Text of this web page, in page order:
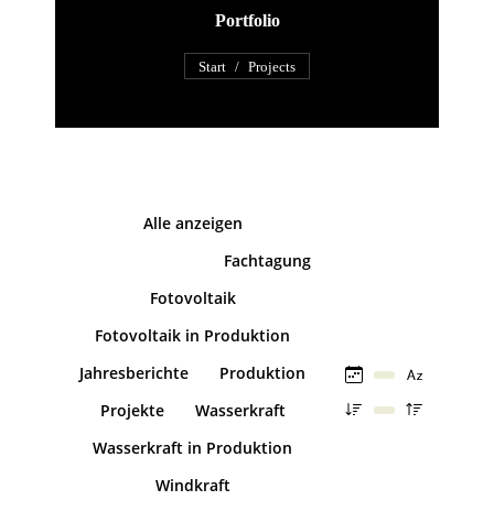
Portfolio
Sie befinden sich hier:
Start Projects
Alle anzeigen
Fachtagung
Fotovoltaik
Fotovoltaik in Produktion
Jahresberichte
Produktion
Projekte
Wasserkraft
Wasserkraft in Produktion
Windkraft